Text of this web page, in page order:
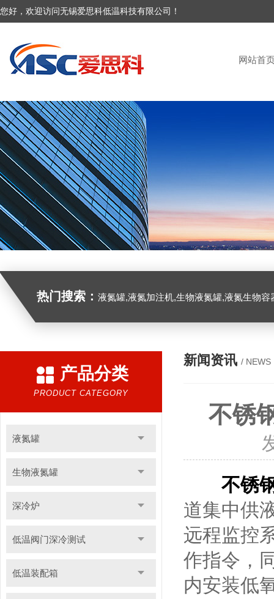
您好，欢迎访问无锡爱思科低温科技有限公司！
网站首
热门搜索： 液氮罐,液氮加注机,生物液氮罐,液氮生物容器,
产品分类
PRODUCT CATEGORY
液氮罐
生物液氮罐
深冷炉
低温阀门深冷测试
低温装配箱
新闻资讯 / NEWS
不锈
不锈
道集中供
远程监控
作指令，
内安装低